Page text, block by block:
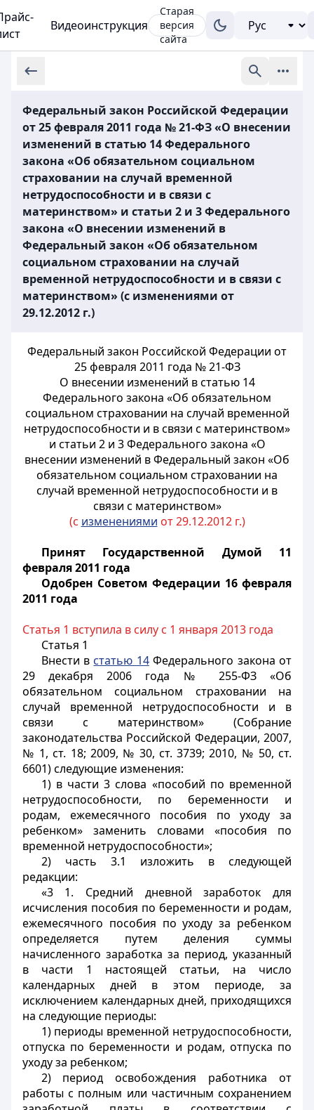
Видеоинструкция
Старая
версия
сайта
Федеральный закон Российской Федерации
от 25 февраля 2011 года № 21-ФЗ «О внесении
изменений в статью 14 Федерального
закона «Об обязательном социальном
страховании на случай временной
нетрудоспособности и в связи с
материнством» и статьи 2 и 3 Федерального
закона «О внесении изменений в
Федеральный закон «Об обязательном
социальном страховании на случай
временной нетрудоспособности и в связи с
материнством» (с изменениями от
29.12.2012 г.)
Федеральный закон Российской Федерации от
25 февраля 2011 года № 21-ФЗ
О внесении изменений в статью 14
Федерального закона «Об обязательном
социальном страховании на случай временной
нетрудоспособности и в связи с материнством»
и статьи 2 и 3 Федерального закона «О
внесении изменений в Федеральный закон «Об
обязательном социальном страховании на
случай временной нетрудоспособности и в
связи с материнством»
(с изменениями от 29.12.2012 г.)
Принят Государственной Думой 11
февраля 2011 года
Одобрен Советом Федерации 16 февраля
2011 года
Статья 1 вступила в силу с 1 января 2013 года
Статья 1
Внести в статью 14Федерального закона от
29 декабря 2006 года № 255-ФЗ «Об
обязательном социальном страховании на
случай временной нетрудоспособности и в
связи с материнством» (Собрание
законодательства Российской Федерации, 2007,
№ 1, ст. 18; 2009, № 30, ст. 3739; 2010, № 50, ст.
6601) следующие изменения:
1) в части 3 слова «пособий по временной
нетрудоспособности, по беременности и
родам, ежемесячного пособия по уходу за
ребенком» заменить словами «пособия по
временной нетрудоспособности»;
2) часть 3.1 изложить в следующей
редакции:
«3 1. Средний дневной заработок для
исчисления пособия по беременности и родам,
ежемесячного пособия по уходу за ребенком
определяется путем деления суммы
начисленного заработка за период, указанный
в части 1 настоящей статьи, на число
календарных дней в этом периоде, за
исключением календарных дней, приходящихся
на следующие периоды:
1) периоды временной нетрудоспособности,
отпуска по беременности и родам, отпуска по
уходу за ребенком;
2) период освобождения работника от
работы с полным или частичным сохранением